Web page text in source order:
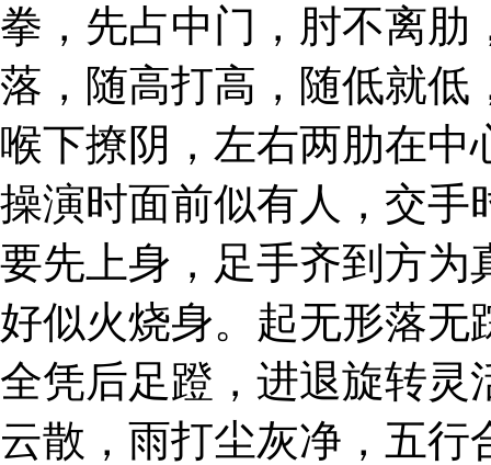
拳，先占中门，肘不离肋
落，随高打高，随低就低
喉下撩阴，左右两肋在中
操演时面前似有人，交手
要先上身，足手齐到方为
好似火烧身。起无形落无
全凭后足蹬，进退旋转灵
云散，雨打尘灰净，五行